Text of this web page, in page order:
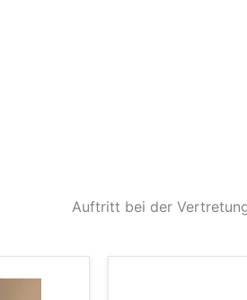
Auftritt bei der